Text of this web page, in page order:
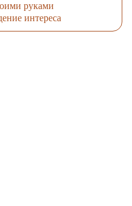
руками
интереса